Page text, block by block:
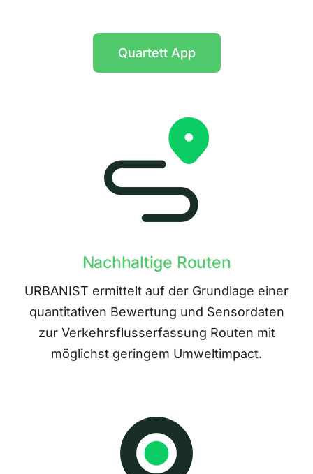
Quartett App
Nachhaltige Routen
URBANIST ermittelt auf der Grundlage einer
quantitativen Bewertung und Sensordaten
zur Verkehrsflusserfassung Routen mit
möglichst geringem Umweltimpact.